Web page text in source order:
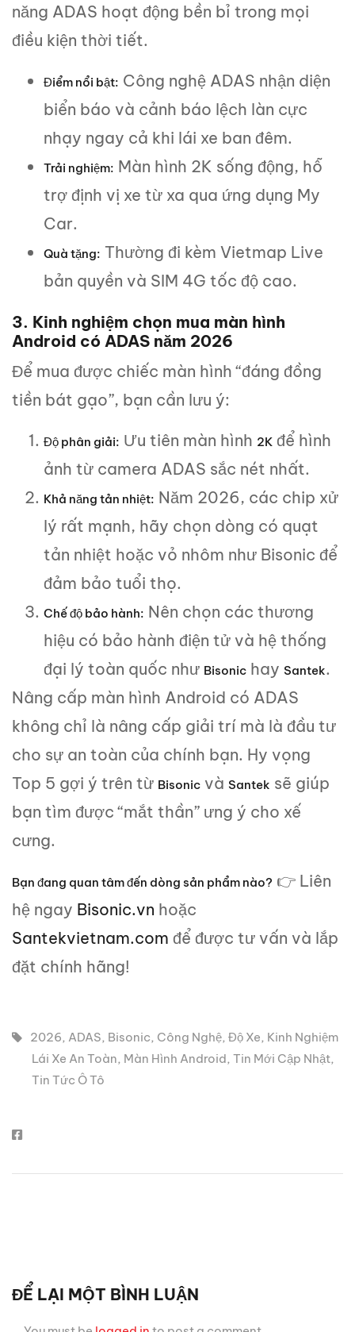
năng ADAS hoạt động bền bỉ trong mọi
điều kiện thời tiết.
Điểm nổi bật: Công nghệ ADAS nhận diện
biển báo và cảnh báo lệch làn cực
nhạy ngay cả khi lái xe ban đêm.
Trải nghiệm: Màn hình 2K sống động, hỗ
trợ định vị xe từ xa qua ứng dụng My
Car.
Quà tặng: Thường đi kèm Vietmap Live
bản quyền và SIM 4G tốc độ cao.
3. Kinh nghiệm chọn mua màn hình
Android có ADAS năm 2026
Để mua được chiếc màn hình “đáng đồng
tiền bát gạo”, bạn cần lưu ý:
Độ phân giải: Ưu tiên màn hình 2K để hình
ảnh từ camera ADAS sắc nét nhất.
Khả năng tản nhiệt: Năm 2026, các chip xử
lý rất mạnh, hãy chọn dòng có quạt
tản nhiệt hoặc vỏ nhôm như Bisonic để
đảm bảo tuổi thọ.
Chế độ bảo hành: Nên chọn các thương
hiệu có bảo hành điện tử và hệ thống
đại lý toàn quốc như Bisonic hay Santek.
Nâng cấp màn hình Android có ADAS
không chỉ là nâng cấp giải trí mà là đầu tư
cho sự an toàn của chính bạn. Hy vọng
Top 5 gợi ý trên từ Bisonic và Santek sẽ giúp
bạn tìm được “mắt thần” ưng ý cho xế
cưng.
Bạn đang quan tâm đến dòng sản phẩm nào? 👉 Liên
hệ ngay Bisonic.vn hoặc
Santekvietnam.com để được tư vấn và lắp
đặt chính hãng!
2026, ADAS, Bisonic, Công Nghệ, Độ Xe, Kinh Nghiệm
Lái Xe An Toàn, Màn Hình Android, Tin Mới Cập Nhật,
Tin Tức Ô Tô
ĐỂ LẠI MỘT BÌNH LUẬN